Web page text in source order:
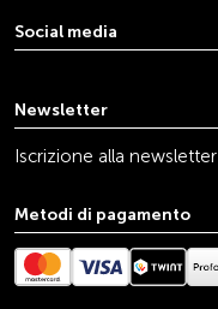
Social media
Newsletter
Iscrizione alla newsletter
Metodi di pagamento